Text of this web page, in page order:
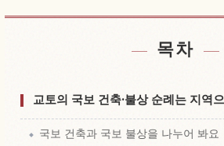
숙소 찾기
체험 찾기↗
목차
교토의 국보 건축·불상 순례는 지역
국보 건축과 국보 불상을 나누어 봐요